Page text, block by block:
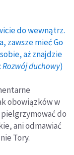
do wewnątrz.
zawsze mieć Go
aż znajdzie
Rozwój duchowy)
obowiązków w
do
ani odmawiać
Tory.